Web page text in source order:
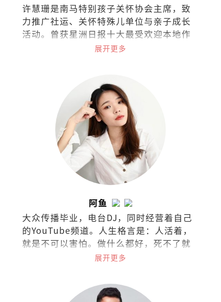
许慧珊是南马特别孩子关怀协会主席，致
力推广社运、关怀特殊儿单位与亲子成长
活动。曾获星洲日报十大最受欢迎本地作
家，文章常见于各报与杂志。著有《单身
展开更多
阿鱼
大众传播毕业，电台DJ，同时经营着自己
的YouTube频道。人生格言是：人活着，
就是不可以害怕。做什么都好，死不了就
展开更多